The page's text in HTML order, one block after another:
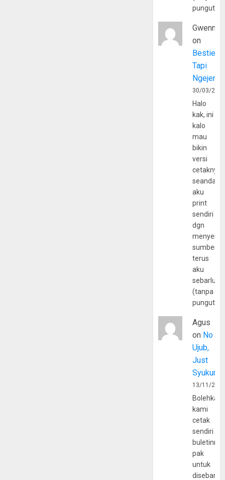
Gwenny
on
Bestie
Tapi
30/03/
Halo
kak, ini
kalo
mau
bikin
versi
cetaknya
aku
print
sendiri
dgn
sumber
terus
aku
(tanpa
Agus
on No
Ujub,
Just
Syukur
13/11/
Bolehkah
kami
cetak
sendiri
pak
untuk